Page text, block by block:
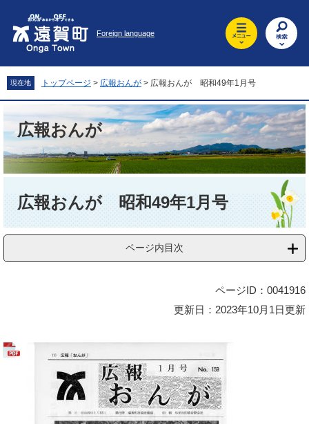
先
頭
を
飛
文
へ
Foreign language
現在地 トップページ > 広報おんが > 広報おんが 昭和49年1月号
広報おんが
広報おんが 昭和49年1月号
ページ内目次
ページID：0041916
更新日：2023年10月1日更新